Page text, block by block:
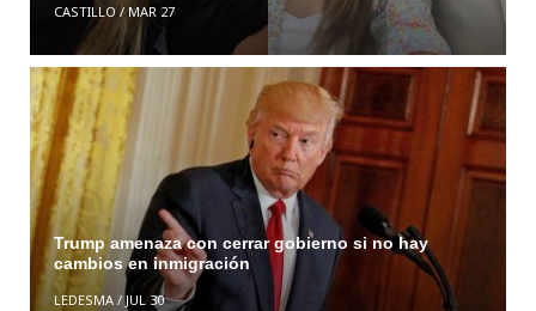
CASTILLO/ MAR 27
Trump amenaza con cerrar gobierno si no hay
cambios en inmigración
LEDESMA/ JUL 30